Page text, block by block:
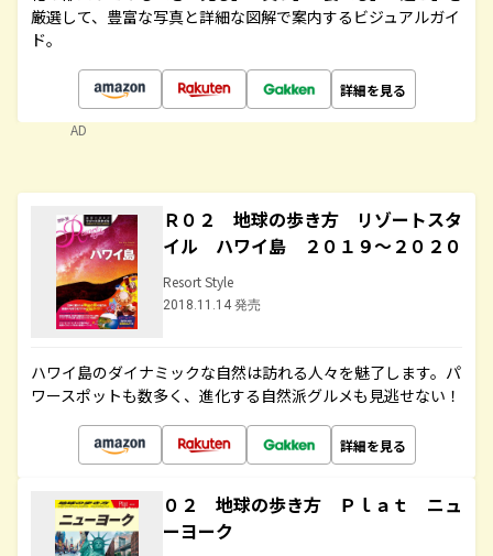
厳選して、豊富な写真と詳細な図解で案内するビジュアルガイ
ド。
詳細を見る
AD
Ｒ０２ 地球の歩き方 リゾートスタ
イル ハワイ島 ２０１９～２０２０
Resort Style
2018.11.14 発売
ハワイ島のダイナミックな自然は訪れる人々を魅了します。パ
ワースポットも数多く、進化する自然派グルメも見逃せない！
詳細を見る
０２ 地球の歩き方 Ｐｌａｔ ニュ
ーヨーク